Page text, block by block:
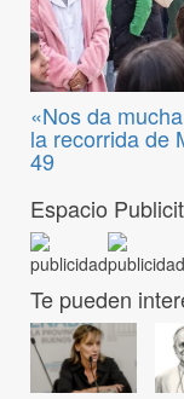
«Nos da
la recorrida de
49
Espacio
Te pueden